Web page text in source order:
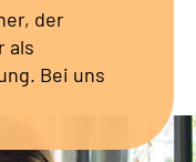
der
als
Bei uns